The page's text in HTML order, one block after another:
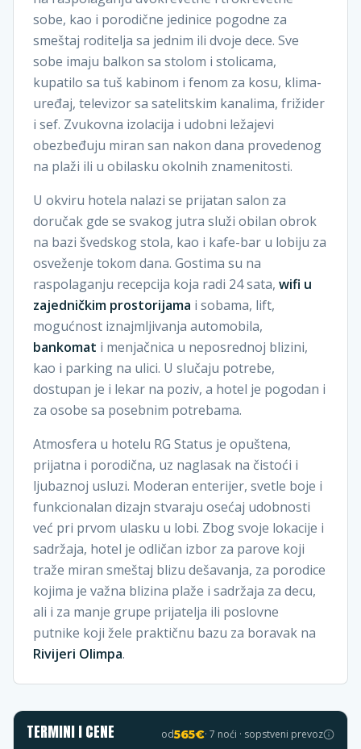
sobe, kao i porodične jedinice pogodne za
smeštaj roditelja sa jednim ili dvoje dece. Sve
sobe imaju balkon sa stolom i stolicama,
kupatilo sa tuš kabinom i fenom za kosu, klima-
uređaj, televizor sa satelitskim kanalima, frižider
i sef. Zvukovna izolacija i udobni ležajevi
obezbeđuju miran san nakon dana provedenog
na plaži ili u obilasku okolnih znamenitosti.
U okviru hotela nalazi se prijatan salon za
doručak gde se svakog jutra služi obilan obrok
na bazi švedskog stola, kao i kafe-bar u lobiju za
osveženje tokom dana. Gostima su na
raspolaganju recepcija koja radi 24 sata, wifi u
zajedničkim prostorijama i sobama, lift,
mogućnost iznajmljivanja automobila,
bankomat i menjačnica u neposrednoj blizini,
kao i parking na ulici. U slučaju potrebe,
dostupan je i lekar na poziv, a hotel je pogodan i
za osobe sa posebnim potrebama.
Atmosfera u hotelu RG Status je opuštena,
prijatna i porodična, uz naglasak na čistoći i
ljubaznoj usluzi. Moderan enterijer, svetle boje i
funkcionalan dizajn stvaraju osećaj udobnosti
već pri prvom ulasku u lobi. Zbog svoje lokacije i
sadržaja, hotel je odličan izbor za parove koji
traže miran smeštaj blizu dešavanja, za porodice
kojima je važna blizina plaže i sadržaja za decu,
ali i za manje grupe prijatelja ili poslovne
putnike koji žele praktičnu bazu za boravak na
Rivijeri Olimpa.
TERMINI I CENE od565€· 7 noći · sopstveni prevoz